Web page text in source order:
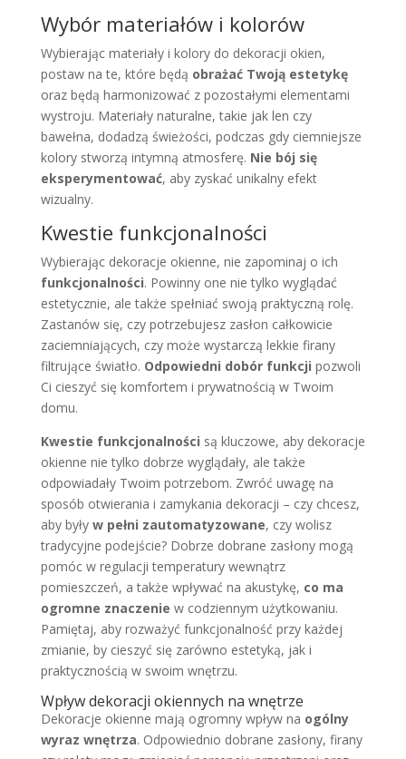
Wybór materiałów i kolorów
Wybierając materiały i kolory do dekoracji okien,
postaw na te, które będą obrażać Twoją estetykę
oraz będą harmonizować z pozostałymi elementami
wystroju. Materiały naturalne, takie jak len czy
bawełna, dodadzą świeżości, podczas gdy ciemniejsze
kolory stworzą intymną atmosferę. Nie bój się
eksperymentować, aby zyskać unikalny efekt
wizualny.
Kwestie funkcjonalności
Wybierając dekoracje okienne, nie zapominaj o ich
funkcjonalności. Powinny one nie tylko wyglądać
estetycznie, ale także spełniać swoją praktyczną rolę.
Zastanów się, czy potrzebujesz zasłon całkowicie
zaciemniających, czy może wystarczą lekkie firany
filtrujące światło. Odpowiedni dobór funkcji pozwoli
Ci cieszyć się komfortem i prywatnością w Twoim
domu.
Kwestie funkcjonalności są kluczowe, aby dekoracje
okienne nie tylko dobrze wyglądały, ale także
odpowiadały Twoim potrzebom. Zwróć uwagę na
sposób otwierania i zamykania dekoracji – czy chcesz,
aby były w pełni zautomatyzowane, czy wolisz
tradycyjne podejście? Dobrze dobrane zasłony mogą
pomóc w regulacji temperatury wewnątrz
pomieszczeń, a także wpływać na akustykę, co ma
ogromne znaczenie w codziennym użytkowaniu.
Pamiętaj, aby rozważyć funkcjonalność przy każdej
zmianie, by cieszyć się zarówno estetyką, jak i
praktycznością w swoim wnętrzu.
Wpływ dekoracji okiennych na wnętrze
Dekoracje okienne mają ogromny wpływ na ogólny
wyraz wnętrza. Odpowiednio dobrane zasłony, firany